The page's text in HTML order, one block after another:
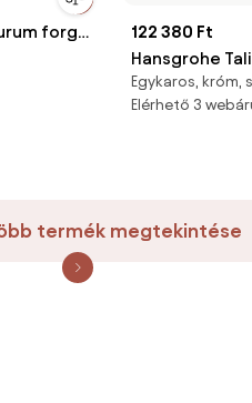
forgó
122 380 Ft
Hansgrohe
forgó karral
72804340
Egykaros, króm,
Elérhető 3
termék megtekintése